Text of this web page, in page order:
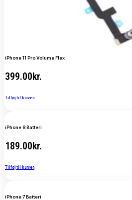
iPhone 11 Pro Volume Flex
399.00kr.
Tilføj til kurven
iPhone 8 Batteri
189.00kr.
Tilføj til kurven
iPhone 7 Batteri